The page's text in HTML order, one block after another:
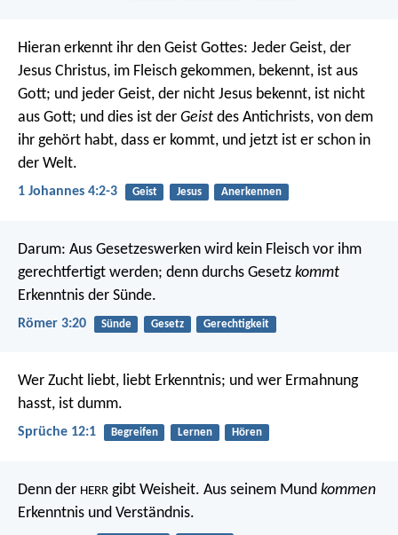
Hieran erkennt ihr den Geist Gottes: Jeder Geist, der
Jesus Christus, im Fleisch gekommen, bekennt, ist aus
Gott; und jeder Geist, der nicht Jesus bekennt, ist nicht
aus Gott; und dies ist der Geist des Antichrists, von dem
ihr gehört habt, dass er kommt, und jetzt ist er schon in
der Welt.
1 Johannes 4:2-3 Geist Jesus Anerkennen
Darum: Aus Gesetzeswerken wird kein Fleisch vor ihm
gerechtfertigt werden; denn durchs Gesetz kommt
Erkenntnis der Sünde.
Römer 3:20 Sünde Gesetz Gerechtigkeit
Wer Zucht liebt, liebt Erkenntnis; und wer Ermahnung
hasst, ist dumm.
Sprüche 12:1 Begreifen Lernen Hören
Denn der HERR gibt Weisheit. Aus seinem Mund kommen
Erkenntnis und Verständnis.